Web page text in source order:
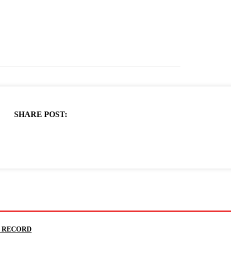
SHARE POST:
RECORD